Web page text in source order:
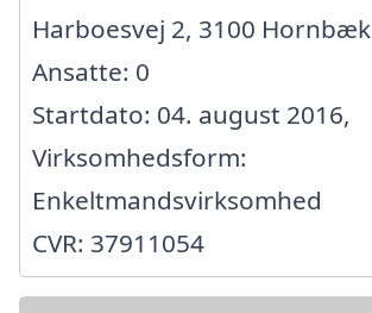
Harboesvej 2, 3100 Hornbæk
Ansatte: 0
Startdato: 04. august 2016,
Virksomhedsform:
Enkeltmandsvirksomhed
CVR: 37911054